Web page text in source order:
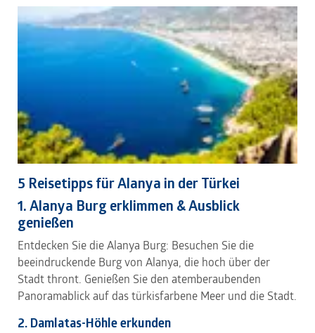
5 Reisetipps für Alanya in der Türkei
1. Alanya Burg erklimmen & Ausblick
genießen
Entdecken Sie die Alanya Burg: Besuchen Sie die
beeindruckende Burg von Alanya, die hoch über der
Stadt thront. Genießen Sie den atemberaubenden
Panoramablick auf das türkisfarbene Meer und die Stadt.
2. Damlatas-Höhle erkunden